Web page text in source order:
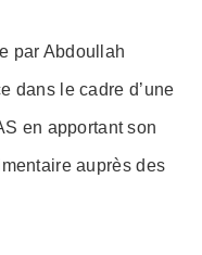
par Abdoullah
dans le cadre d’une
en apportant son
auprès des